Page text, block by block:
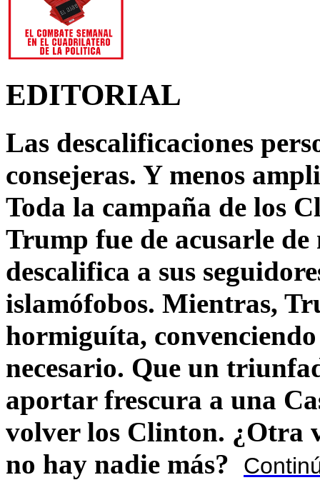
EDITORIAL
Las descalificaciones
consejeras. Y menos
Toda la campaña de los
Trump fue de acusarle
descalifica a sus
islamófobos. Mientras,
hormiguíta,
necesario. Que un
aportar frescura a una
volver los Clinton. ¿Otra
no hay nadie más?